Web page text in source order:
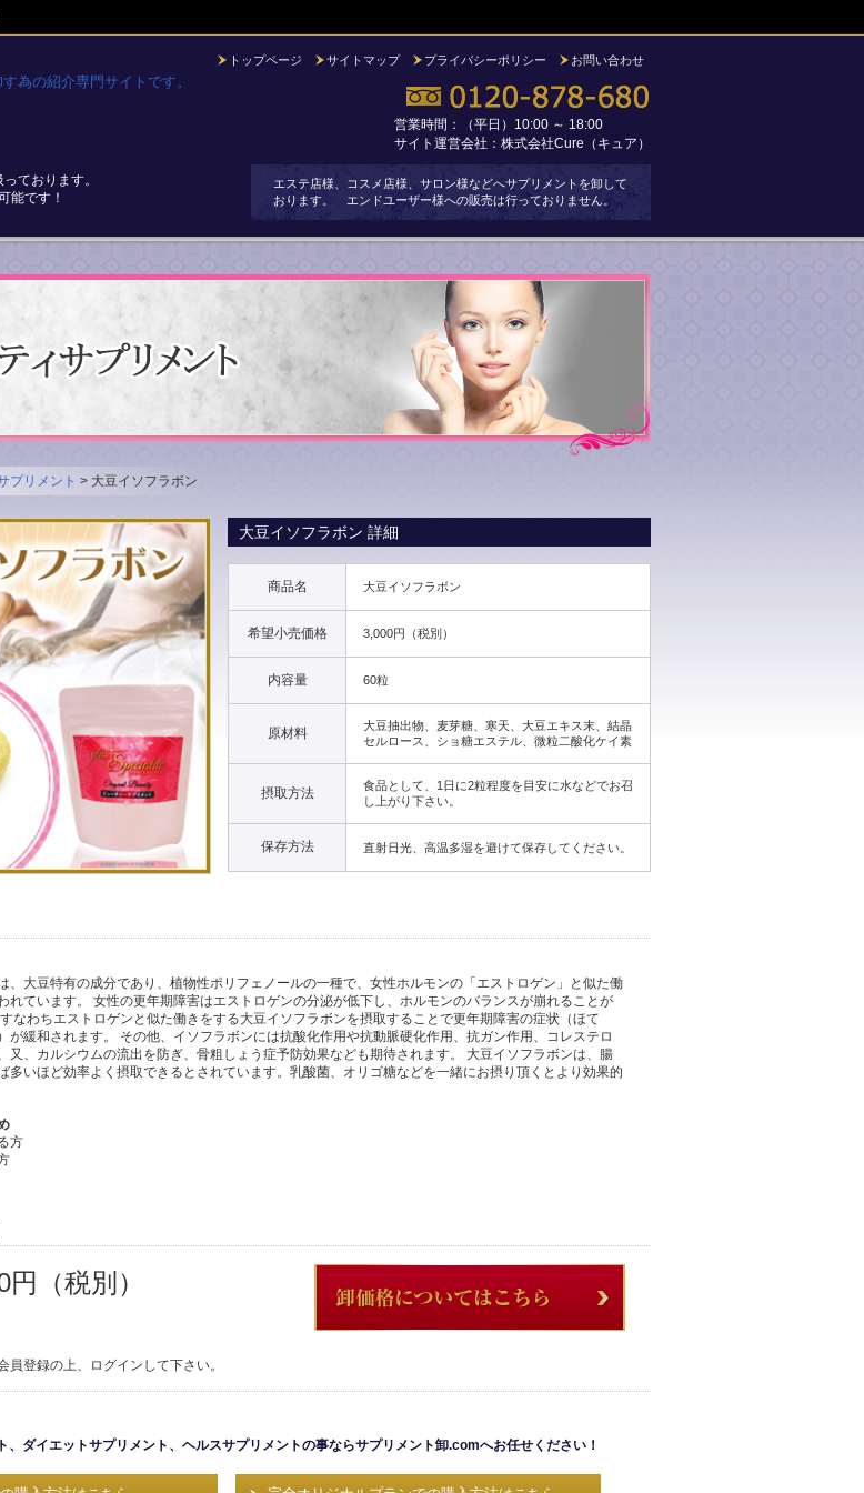
為の紹介専門サイトです。
ております。
能です！
トップページ サイトマップ プライバシーポリシー お問い合わせ
営業時間：（平日）10:00 ～ 18:00
サイト運営会社：株式会社Cure（キュア）
エステ店様、コスメ店様、サロン様などへサプリメントを卸して
おります。 エンドユーザー様への販売は行っておりません。
プリメント > 大豆イソフラボン
大豆イソフラボン 詳細
商品名 大豆イソフラボン
希望小売価格 3,000円（税別）
内容量 60粒
原材料
大豆抽出物、麦芽糖、寒天、大豆エキス末、結晶
セルロース、ショ糖エステル、微粒二酸化ケイ素
摂取方法
食品として、1日に2粒程度を目安に水などでお召
し上がり下さい。
保存方法 直射日光、高温多湿を避けて保存してください。
、大豆特有の成分であり、植物性ポリフェノールの一種で、女性ホルモンの「エストロゲン」と似た働
れています。 女性の更年期障害はエストロゲンの分泌が低下し、ホルモンのバランスが崩れることが
なわちエストロゲンと似た働きをする大豆イソフラボンを摂取することで更年期障害の症状（ほて
が緩和されます。 その他、イソフラボンには抗酸化作用や抗動脈硬化作用、抗ガン作用、コレステロ
又、カルシウムの流出を防ぎ、骨粗しょう症予防効果なども期待されます。 大豆イソフラボンは、腸
多いほど効率よく摂取できるとされています。乳酸菌、オリゴ糖などを一緒にお摂り頂くとより効果的
方
円（税別）
員登録の上、ログインして下さい。
、ダイエットサプリメント、ヘルスサプリメントの事ならサプリメント卸.comへお任せください！